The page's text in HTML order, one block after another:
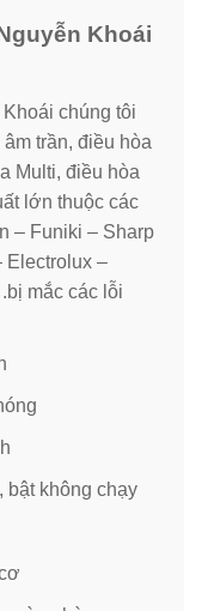
Khoái
chúng tôi
trần, điều hòa
Multi, điều hòa
lớn thuộc các
– Funiki – Sharp
Electrolux –
mắc các lỗi
bật không chạy